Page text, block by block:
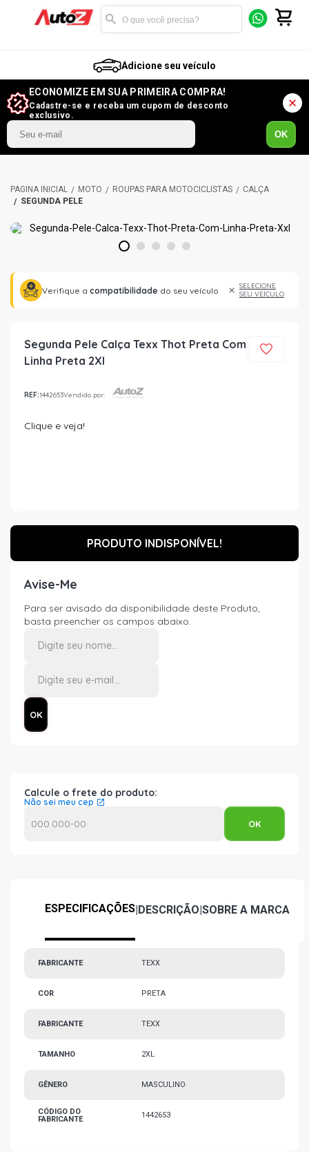
Adicione seu veículo
ECONOMIZE EM SUA PRIMEIRA COMPRA!
Cadastre-se e receba um cupom de desconto
exclusivo.
OK
MOTO ROUPAS PARA MOTOCICLISTAS
CALÇA
SEGUNDA PELE
1 2 3 4 5
Verifique a compatibilidade do seu veículo
SELECIONE
SEU VEÍCULO
Segunda Pele Calça Texx Thot Preta Com
Linha Preta 2Xl
REF:1442653Vendido por:
Clique e veja!
PRODUTO INDISPONÍVEL!
Avise-Me
Para ser avisado da disponibilidade deste Produto,
basta preencher os campos abaixo.
Calcule o frete do produto:
Não sei meu cep
ESPECIFICAÇÕES|DESCRIÇÃO|SOBRE A MARCA
FABRICANTE TEXX
COR PRETA
FABRICANTE TEXX
TAMANHO 2XL
GÊNERO MASCULINO
CÓDIGO DO
FABRICANTE
1442653